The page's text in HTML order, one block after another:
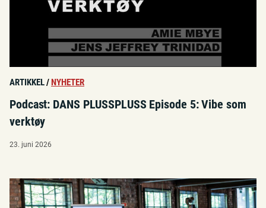
ARTIKKEL/ NYHETER
Podcast: DANS PLUSSPLUSS Episode 5: Vibe som
verktøy
23. juni 2026